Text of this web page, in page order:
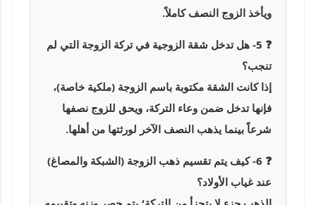
ويأخذ الزوج النصف كاملاً.
❓ 5- هل تدخل شقة الزوجية في تركة الزوجة التي لم
تنجب؟
إذا كانت الشقة مكتوبة باسم الزوجة (ملكية خاصة)،
فإنها تدخل ضمن وعاء التركة، ويحق للزوج نصفها
شرعاً بينما يذهب النصف الآخر لورثتها من أهلها.
❓ 6- كيف يتم تقسيم ذهب الزوجة (الشبكة والمصاغ)
عند غياب الأولاد؟